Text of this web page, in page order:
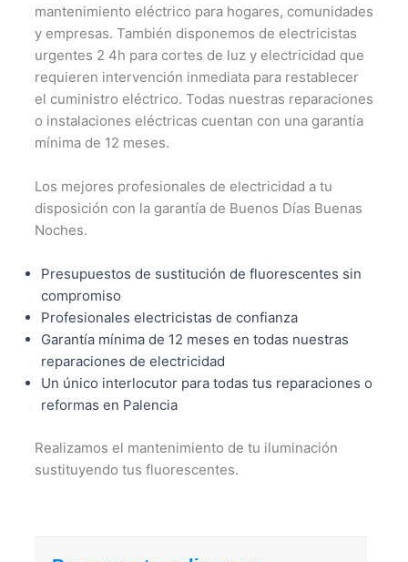
mantenimiento eléctrico para hogares, comunidades
y empresas. También disponemos de electricistas
urgentes 2 4h para cortes de luz y electricidad que
requieren intervención inmediata para restablecer
el cuministro eléctrico. Todas nuestras reparaciones
o instalaciones eléctricas cuentan con una garantía
mínima de 12 meses.
Los mejores profesionales de electricidad a tu
disposición con la garantía de Buenos Días Buenas
Noches.
Presupuestos de sustitución de fluorescentes sin
compromiso
Profesionales electricistas de confianza
Garantía mínima de 12 meses en todas nuestras
reparaciones de electricidad
Un único interlocutor para todas tus reparaciones o
reformas en Palencia
Realizamos el mantenimiento de tu iluminación
sustituyendo tus fluorescentes.